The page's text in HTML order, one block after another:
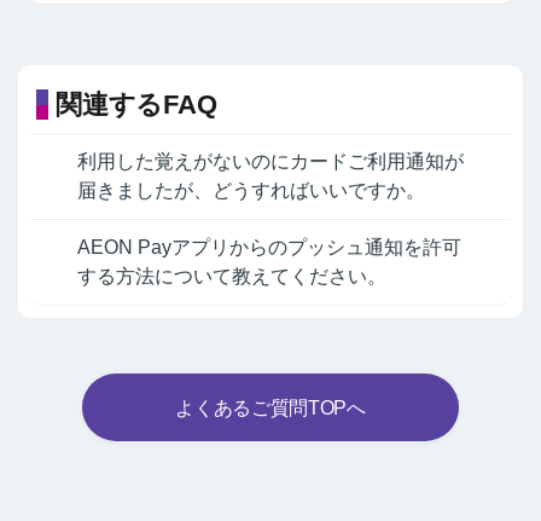
関連するFAQ
利用した覚えがないのにカードご利用通知が
届きましたが、どうすればいいですか。
AEON Payアプリからのプッシュ通知を許可
する方法について教えてください。
よくあるご質問TOPへ